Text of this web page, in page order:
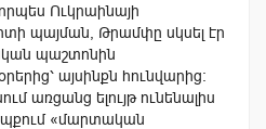
Ուկրաինայի
պայման, Թրամփը սկսել էր
պաշտոնին
այսինքն հունվարից։
առցանց ելույթ ունենալիս
«մարտական